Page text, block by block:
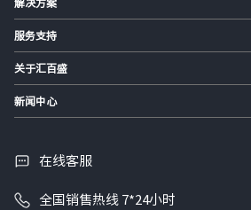
解决方案
服务支持
关于汇百盛
新闻中心
在线客服
全国销售热线 7*24小时